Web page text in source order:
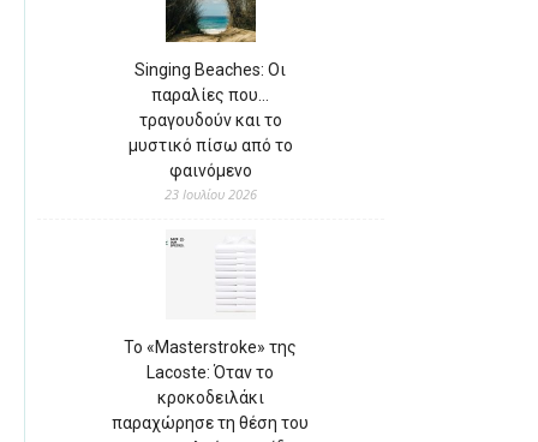
Singing Beaches: Οι
παραλίες που…
τραγουδούν και το
μυστικό πίσω από το
φαινόμενο
23 Ιουλίου 2026
Το «Masterstroke» της
Lacoste: Όταν το
κροκοδειλάκι
παραχώρησε τη θέση του